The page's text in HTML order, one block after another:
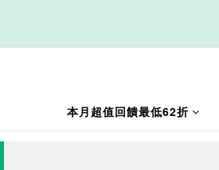
本月超值回饋最低62折